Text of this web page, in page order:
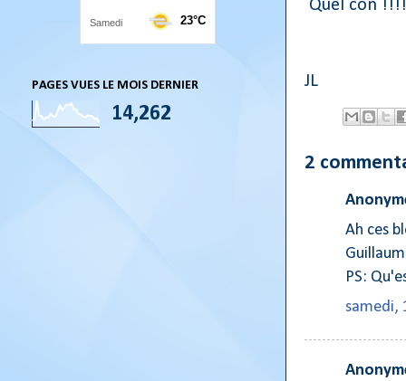
Quel con
JL
2
Ah ces
PS:
samedi,
PAGES VUES LE MOIS DERNIER
14,262